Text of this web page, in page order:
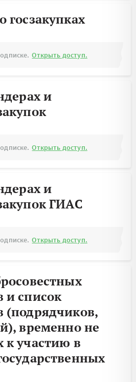
госзакупках
Открыть доступ.
и
Открыть доступ.
и
ГИАС
Открыть доступ.
и список
(подрядчиков,
временно не
к участию в